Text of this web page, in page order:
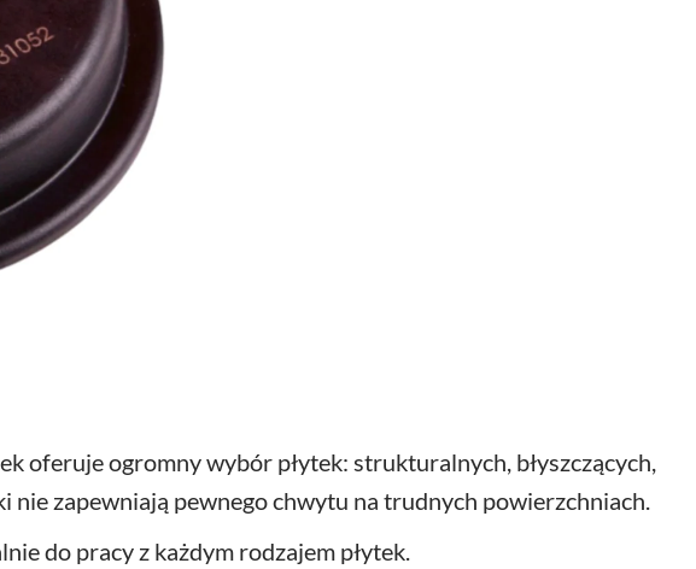
oferuje ogromny wybór płytek: strukturalnych, błyszczących,
zapewniają pewnego chwytu na trudnych powierzchniach.
do pracy z każdym rodzajem płytek.